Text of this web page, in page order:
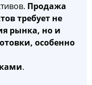
Продажа
требует не
рынка, но и
особенно
.